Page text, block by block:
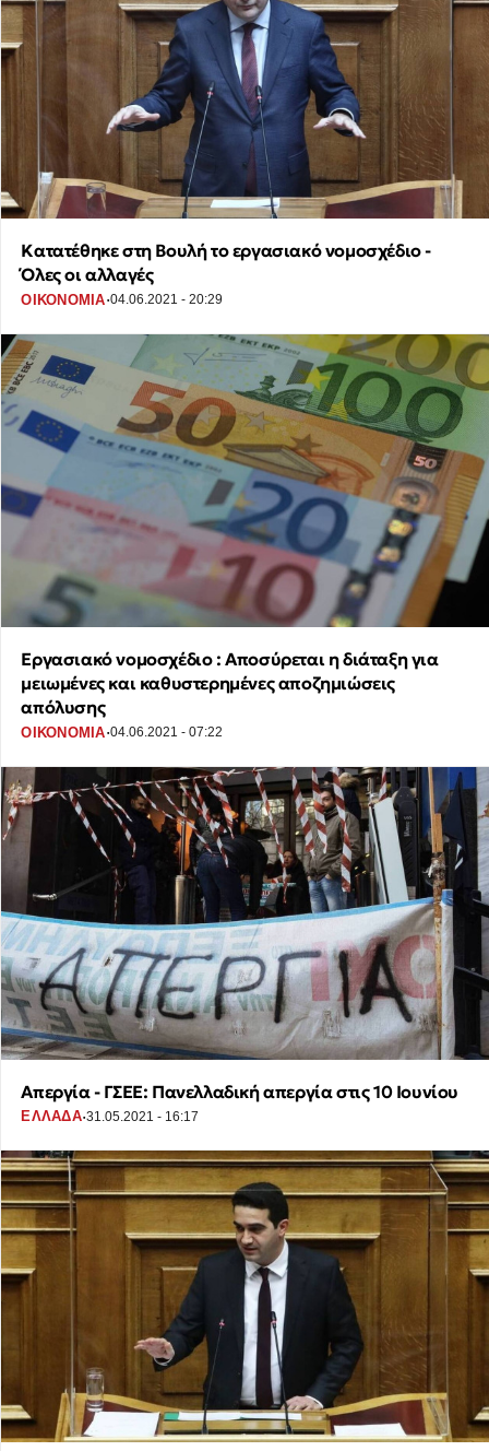
Κατατέθηκε στη Βουλή το εργασιακό νομοσχέδιο -
Όλες οι αλλαγές
ΟΙΚΟΝΟΜΙΑ·04.06.2021 - 20:29
Εργασιακό νομοσχέδιο : Αποσύρεται η διάταξη για
μειωμένες και καθυστερημένες αποζημιώσεις
απόλυσης
ΟΙΚΟΝΟΜΙΑ·04.06.2021 - 07:22
Απεργία - ΓΣΕΕ: Πανελλαδική απεργία στις 10 Ιουνίου
ΕΛΛΑΔΑ·31.05.2021 - 16:17